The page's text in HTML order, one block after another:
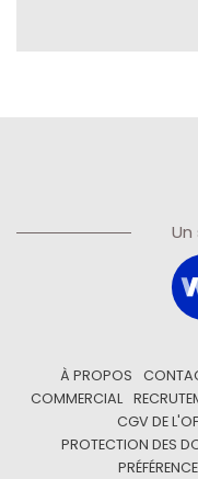
À PROPOS
COMMERCIAL
CGV DE
PROTECTION DES